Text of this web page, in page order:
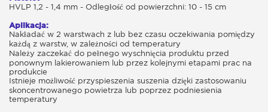
HVLP 1,2 - 1,4 mm - Odległość od powierzchni: 10 - 15 cm
Aplikacja:
Nakładać w 2 warstwach z lub bez czasu oczekiwania pomiędzy
każdą z warstw, w zależności od temperatury
Należy zaczekać do pełnego wyschnięcia produktu przed
ponownym lakierowaniem lub przez kolejnymi etapami prac na
produkcie
Istnieje możliwość przyspieszenia suszenia dzięki zastosowaniu
skoncentrowanego powietrza lub poprzez podniesienia
temperatury